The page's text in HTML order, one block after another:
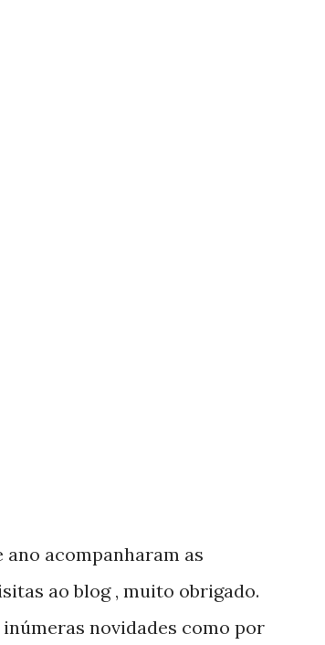
acompanharam as
ao blog , muito obrigado.
novidades como por